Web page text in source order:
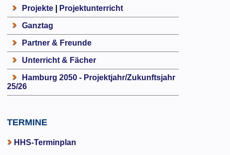
Projekte| Projektunterricht
Ganztag
Partner & Freunde
Unterricht & Fächer
Hamburg 2050 - Projektjahr/Zukunftsjahr
25/26
TERMINE
HHS-Terminplan